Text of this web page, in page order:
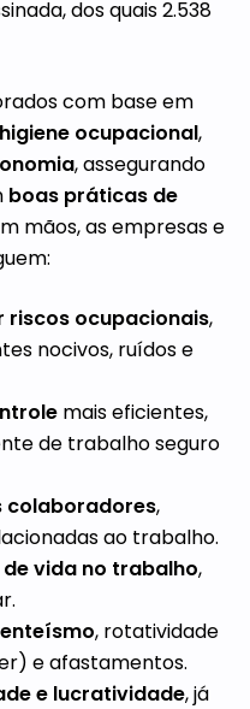
dos quais 2.538
com base em
higiene ocupacional,
, assegurando
boas práticas de
mãos, as empresas e
riscos ocupacionais,
nocivos, ruídos e
mais eficientes,
de trabalho seguro
colaboradores,
ao trabalho.
vida no trabalho,
, rotatividade
e afastamentos.
e lucratividade, já